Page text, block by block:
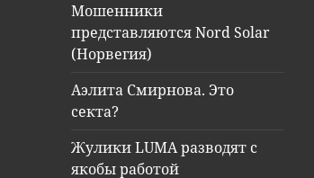
Мошенники
представляются Nord Solar
(Норвегия)
Аэлита Смирнова. Это
секта?
Жулики LUMA разводят с
якобы работой